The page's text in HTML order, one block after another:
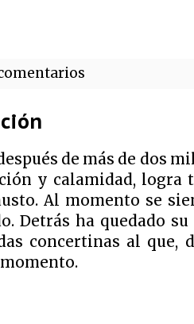
de más de dos
y calamidad, logra
Al momento se
Detrás ha quedado
concertinas al que,